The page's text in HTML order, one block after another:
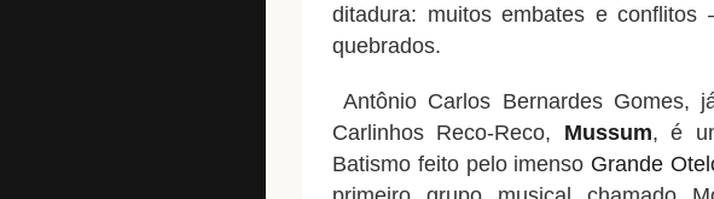
ditadura: muitos embates e
quebrados.
Antônio Carlos Bernardes Gomes,
Carlinhos Reco-Reco, Mussum, é
Batismo feito pelo imenso Grande